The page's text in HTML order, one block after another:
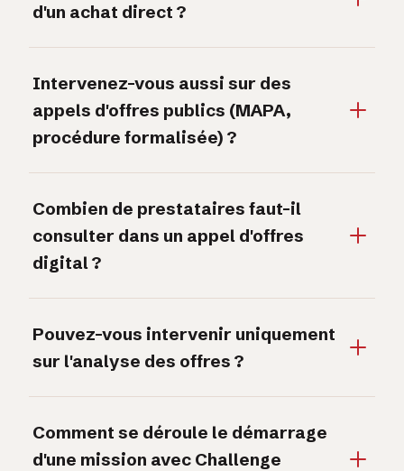
d'un achat direct ?
Intervenez-vous aussi sur des
appels d'offres publics (MAPA,
procédure formalisée) ?
Combien de prestataires faut-il
consulter dans un appel d'offres
digital ?
Pouvez-vous intervenir uniquement
sur l'analyse des offres ?
Comment se déroule le démarrage
d'une mission avec Challenge